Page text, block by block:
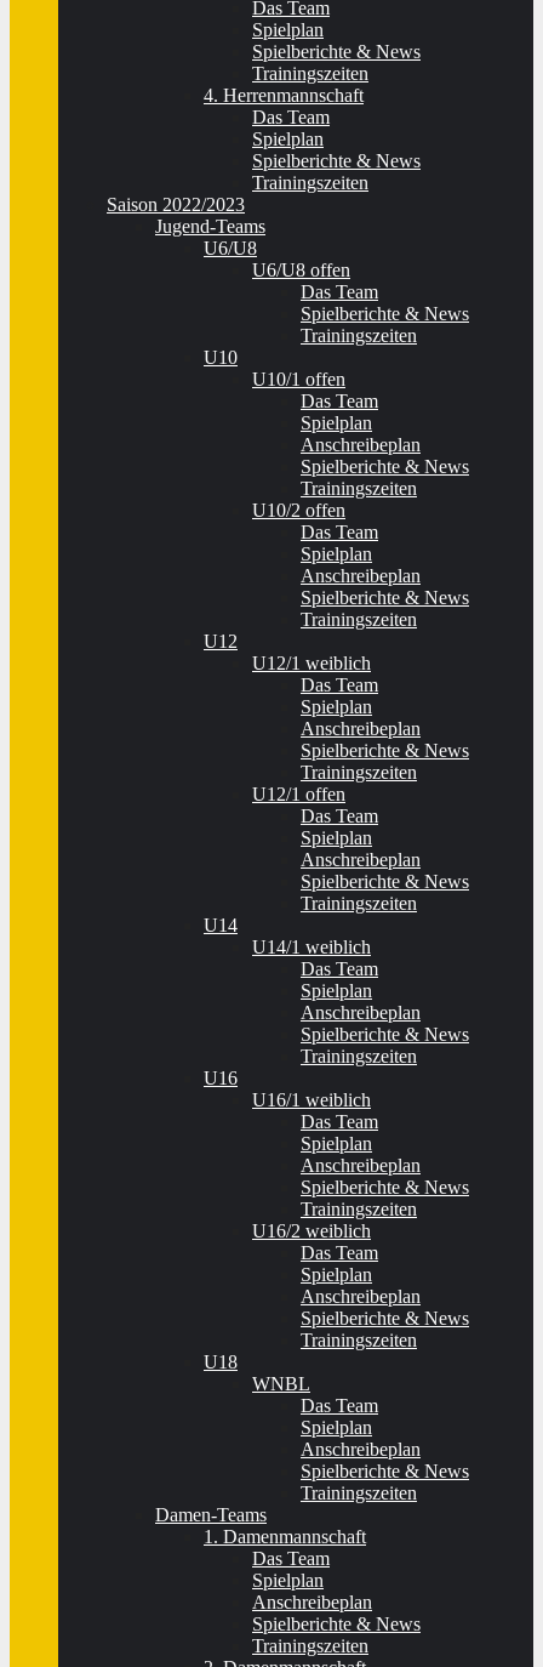
Das Team
Spielplan
Spielberichte & News
Trainingszeiten
4. Herrenmannschaft
Das Team
Spielplan
Spielberichte & News
Trainingszeiten
Saison 2022/2023
Jugend-Teams
U6/U8
U6/U8 offen
Das Team
Spielberichte & News
Trainingszeiten
U10
U10/1 offen
Das Team
Spielplan
Anschreibeplan
Spielberichte & News
Trainingszeiten
U10/2 offen
Das Team
Spielplan
Anschreibeplan
Spielberichte & News
Trainingszeiten
U12
U12/1 weiblich
Das Team
Spielplan
Anschreibeplan
Spielberichte & News
Trainingszeiten
U12/1 offen
Das Team
Spielplan
Anschreibeplan
Spielberichte & News
Trainingszeiten
U14
U14/1 weiblich
Das Team
Spielplan
Anschreibeplan
Spielberichte & News
Trainingszeiten
U16
U16/1 weiblich
Das Team
Spielplan
Anschreibeplan
Spielberichte & News
Trainingszeiten
U16/2 weiblich
Das Team
Spielplan
Anschreibeplan
Spielberichte & News
Trainingszeiten
U18
WNBL
Das Team
Spielplan
Anschreibeplan
Spielberichte & News
Trainingszeiten
Damen-Teams
1. Damenmannschaft
Das Team
Spielplan
Anschreibeplan
Spielberichte & News
Trainingszeiten